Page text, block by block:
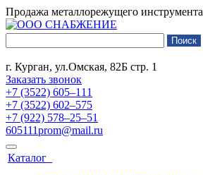
Продажа металлорежущего инструмента
г. Курган, ул.Омская, 82Б стр. 1
Заказать звонок
+7 (3522) 605‒111
+7 (3522) 602‒575
+7 (922) 578‒25‒51
605111prom@mail.ru
Каталог